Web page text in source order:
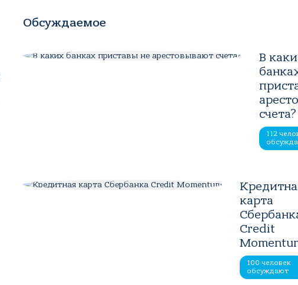
Обсуждаемое
В
счета?
112
карта
Credit
100 человек
обсуждают